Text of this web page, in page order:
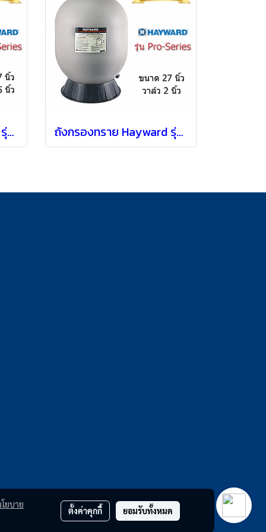
ถังกรองทราย Hayward รุ่น S270T แบบ Top mount [ 27" ] ถังกรองทราย Hayward รุ่น S270T2 แบบ Top mount [ 27" ]
ยบาย
ตั้งค่าคุกกี้ ยอมรับทั้งหมด